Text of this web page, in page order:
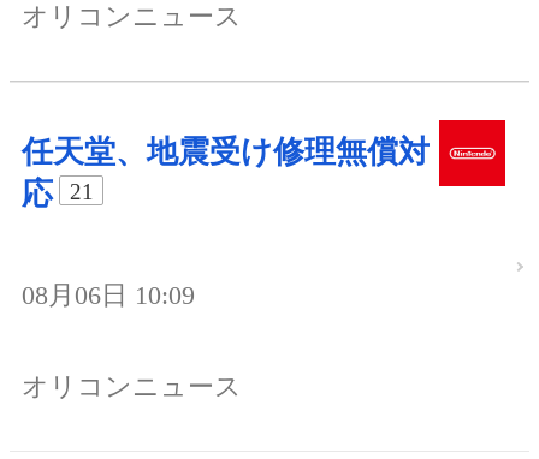
オリコンニュース
任天堂、地震受け修理無償対
応
21
08月06日 10:09
オリコンニュース